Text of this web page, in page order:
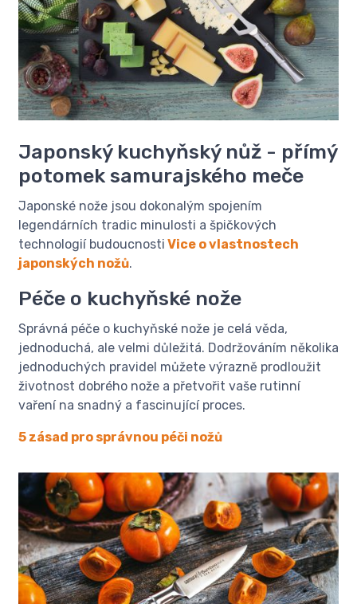
Japonský kuchyňský nůž - přímý
potomek samurajského meče
Japonské nože jsou dokonalým spojením
legendárních tradic minulosti a špičkových
technologií budoucnosti Vice o vlastnostech
japonských nožů.
Péče o kuchyňské nože
Správná péče o kuchyňské nože je celá věda,
jednoduchá, ale velmi důležitá. Dodržováním několika
jednoduchých pravidel můžete výrazně prodloužit
životnost dobrého nože a přetvořit vaše rutinní
vaření na snadný a fascinující proces.
5 zásad pro správnou péči nožů